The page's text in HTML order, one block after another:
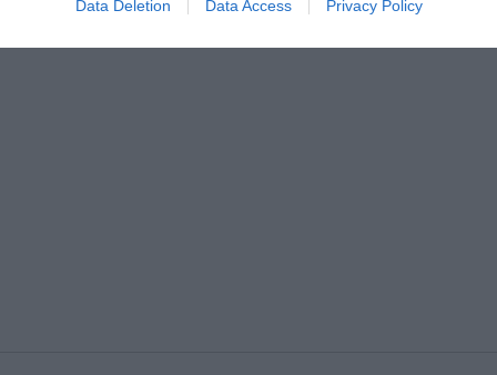
Data Deletion Data Access Privacy Policy